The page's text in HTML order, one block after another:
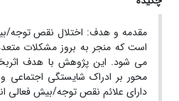
مقدمه ‌و هدف: اختلال نقص توجه/
است که منجر به بروز مشکلات
می‏ شود. این پژوهش با هدف
محور بر ادراک شایستگی اجتماعی
دارای علائم نقص توجه/بیش ‏فعالی